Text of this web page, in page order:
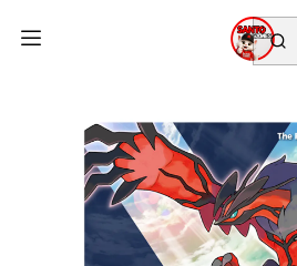
JUEGOS USADOS
Pokémon Y 3DS